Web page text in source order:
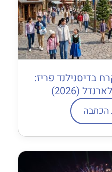
בדיסנילנד פריז:
(2026)
הכתבה